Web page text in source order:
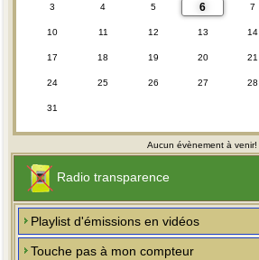
3 4 5 6 7
10 11 12 13 14
17 18 19 20 21
24 25 26 27 28
31
Aucun évènement à venir!
Radio transparence
Playlist d'émissions en vidéos
Touche pas à mon compteur